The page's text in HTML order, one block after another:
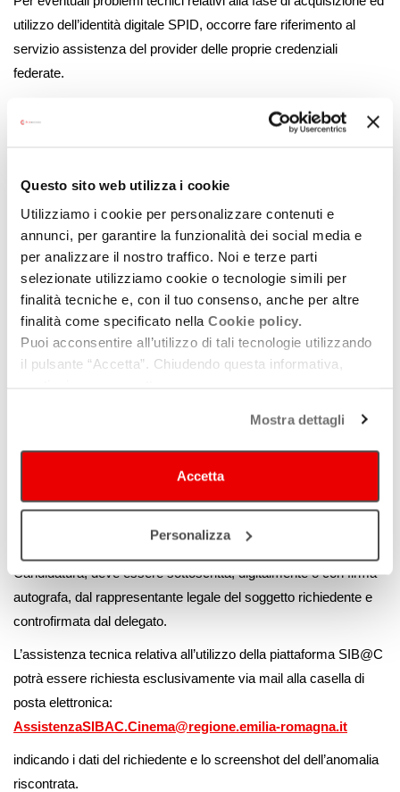
Questo sito web utilizza i cookie
Utilizziamo i cookie per personalizzare contenuti e
annunci, per garantire la funzionalità dei social media e
per analizzare il nostro traffico. Noi e terze parti
selezionate utilizziamo cookie o tecnologie simili per
finalità tecniche e, con il tuo consenso, anche per altre
finalità come specificato nella Cookie policy.
Puoi acconsentire all’utilizzo di tali tecnologie utilizzando
il pulsante “Accetta”. Chiudendo questa informativa,
Mostra dettagli
Accetta
Personalizza
utilizzo dell’identità digitale SPID, occorre fare riferimento al
servizio assistenza del provider delle proprie credenziali
federate.
prevede diversi moduli per l’inserimento dei dati che, nel loro
anagrafici del soggetto richiedente, modulo di domanda, scheda
autodichiarazioni, allegati; sulla piattaforma Sib@c sono presenti
dei controlli applicativi che non consentono il completamento
della compilazione e l’invio della domanda in assenza di
informazioni/documenti obbligatori previsti dal presente invito
per l’ammissibilità formale della domanda.
La domanda di contributo e il relativo progetto devono essere
b. per i soggetti privati: dal legale rappresentante oppure da un
delegato a cui venga conferito dal rappresentante legale, con
procura speciale, un mandato con rappresentanza per la
Candidatura, deve essere sottoscritta, digitalmente o con firma
autografa, dal rappresentante legale del soggetto richiedente e
controfirmata dal delegato.
L’assistenza tecnica relativa all’utilizzo della piattaforma SIB@C
potrà essere richiesta esclusivamente via mail alla casella di
posta elettronica:
AssistenzaSIBAC.Cinema@regione.emilia-romagna.it
indicando i dati del richiedente e lo screenshot del dell’anomalia
riscontrata.